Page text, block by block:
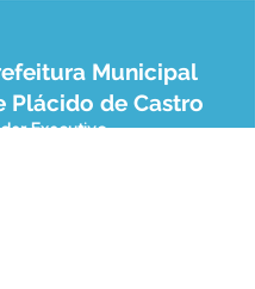
Municipal
Plácido de Castro
Executivo